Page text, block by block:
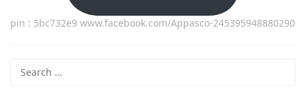
pin : 5bc732e9 www.facebook.com/Appasco-245395948880290
for: